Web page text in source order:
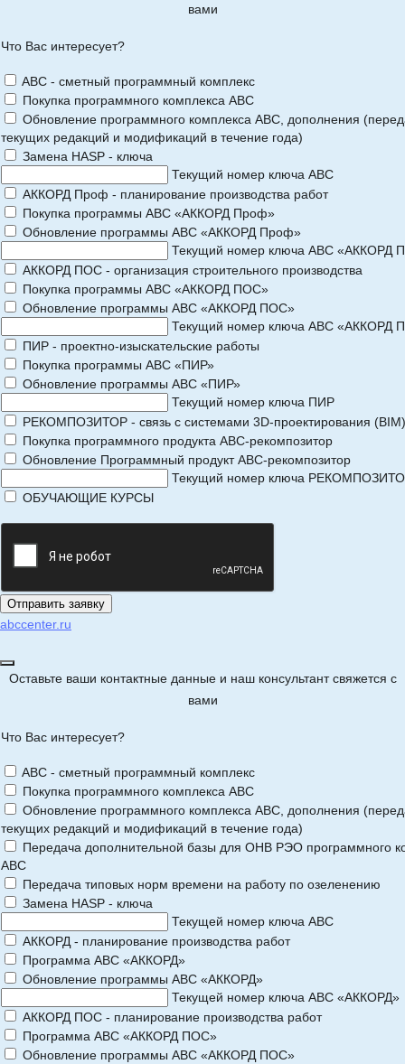
вами
Что Вас интересует?
ABC - сметный программный комплекс
Покупка программного комплекса АВС
Обновление программного комплекса АВС, дополнения
текущих редакций и модификаций в течение года)
Замена HASP - ключа
Текущий номер ключа АВС
АККОРД Проф - планирование производства работ
Покупка программы АВС «АККОРД Проф»
Обновление программы АВС «АККОРД Проф»
Текущий номер ключа АВС «АККОРД
АККОРД ПОС - организация строительного производства
Покупка программы АВС «АККОРД ПОС»
Обновление программы АВС «АККОРД ПОС»
Текущий номер ключа АВС «АККОРД
ПИР - проектно-изыскательские работы
Покупка программы АВС «ПИР»
Обновление программы АВС «ПИР»
Текущий номер ключа ПИР
РЕКОМПОЗИТОР - связь с системами 3D-проектирования (BIM)
Покупка программного продукта АВС-рекомпозитор
Обновление Программный продукт АВС-рекомпозитор
Текущий номер ключа
ОБУЧАЮЩИЕ КУРСЫ
abccenter.ru
Оставьте ваши контактные данные и наш консультант свяжется с
вами
Что Вас интересует?
ABC - сметный программный комплекс
Покупка программного комплекса АВС
Обновление программного комплекса АВС, дополнения
текущих редакций и модификаций в течение года)
Передача дополнительной базы для ОНВ РЭО программного
АВС
Передача типовых норм времени на работу по озеленению
Замена HASP - ключа
Текущей номер ключа АВС
АККОРД - планирование производства работ
Программа АВС «АККОРД»
Обновление программы АВС «АККОРД»
Текущей номер ключа АВС «АККОРД»
АККОРД ПОС - планирование производства работ
Программа АВС «АККОРД ПОС»
Обновление программы АВС «АККОРД ПОС»